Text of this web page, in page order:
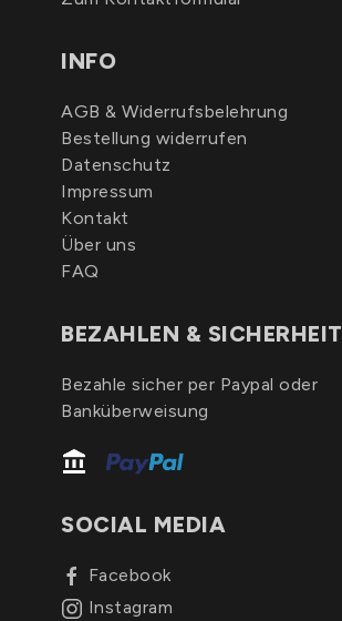
INFO
AGB & Widerrufsbelehrung
Bestellung widerrufen
Datenschutz
Impressum
Kontakt
Über uns
FAQ
BEZAHLEN & SICHERHEIT
Bezahle sicher per Paypal oder
Banküberweisung
SOCIAL MEDIA
Facebook
Instagram